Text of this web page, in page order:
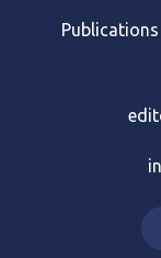
Publications